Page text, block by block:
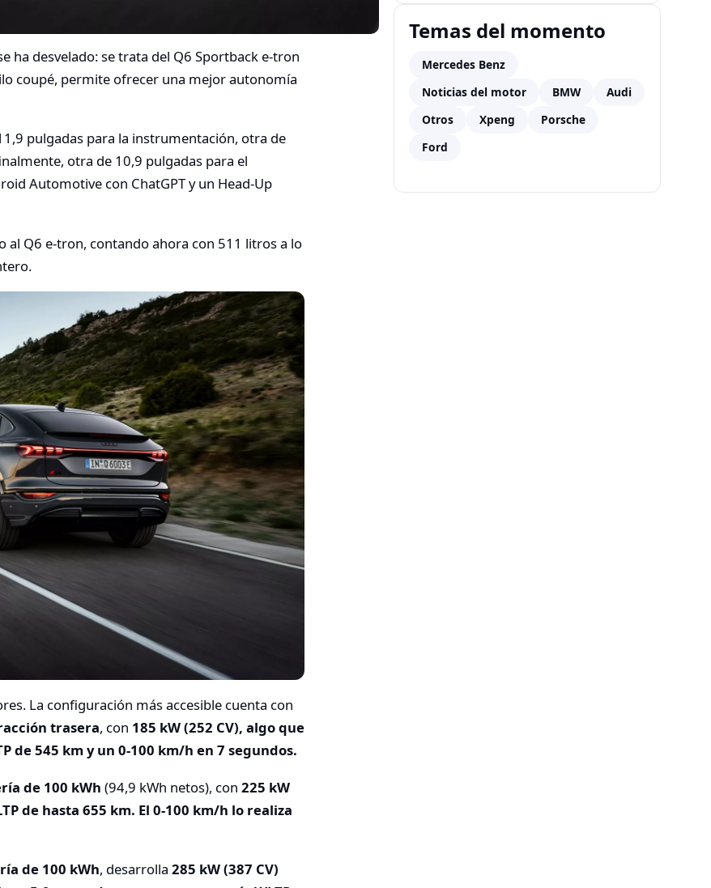
ha desvelado: se trata del Q6 Sportback e-tron
coupé, permite ofrecer una mejor autonomía
pulgadas para la instrumentación, otra de
otra de 10,9 pulgadas para el
Automotive con ChatGPT y un Head-Up
al Q6 e-tron, contando ahora con 511 litros a lo
La configuración más accesible cuenta con
trasera, con 185 kW (252 CV), algo que
de 545 km y un 0-100 km/h en 7 segundos.
de 100 kWh (94,9 kWh netos), con 225 kW
de hasta 655 km. El 0-100 km/h lo realiza
de 100 kWh, desarrolla 285 kW (387 CV)
Temas del momento
Mercedes Benz
Noticias del motor
BMW
Audi
Otros
Xpeng
Porsche
Ford